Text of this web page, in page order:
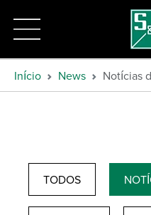
Início News Notícias
TODOS